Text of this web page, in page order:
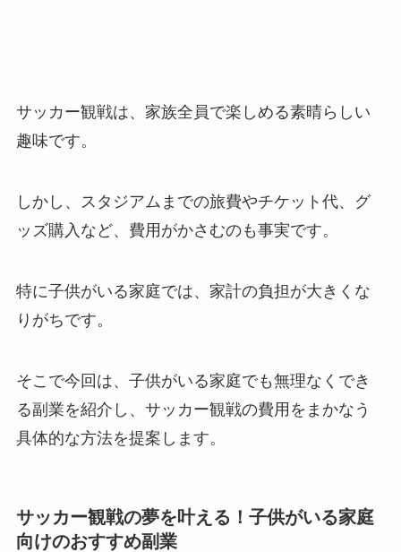
サッカー観戦は、家族全員で楽しめる素晴らしい
趣味です。
しかし、スタジアムまでの旅費やチケット代、グ
ッズ購入など、費用がかさむのも事実です。
特に子供がいる家庭では、家計の負担が大きくな
りがちです。
そこで今回は、子供がいる家庭でも無理なくでき
る副業を紹介し、サッカー観戦の費用をまかなう
具体的な方法を提案します。
サッカー観戦の夢を叶える！子供がいる家庭
向けのおすすめ副業